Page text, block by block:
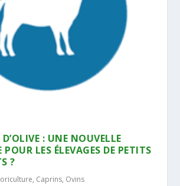
: UNE NOUVELLE
POUR LES ÉLEVAGES DE PETITS
?
, Caprins, Ovins